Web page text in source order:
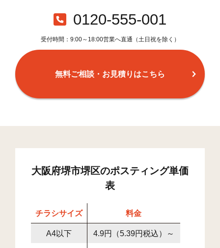
0120-555-001
受付時間：9:00～18:00営業へ直通（土日祝を除く）
無料ご相談・お見積りはこちら
大阪府堺市堺区のポスティング単価
表
チラシサイズ 料金
A4以下 4.9円（5.39円税込）～